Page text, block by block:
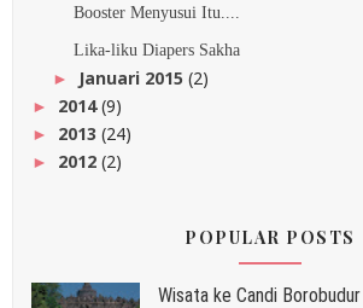
Booster Menyusui Itu....
Lika-liku Diapers Sakha
► Januari 2015 (2)
► 2014(9)
► 2013 (24)
► 2012 (2)
POPULAR POSTS
Wisata ke Candi